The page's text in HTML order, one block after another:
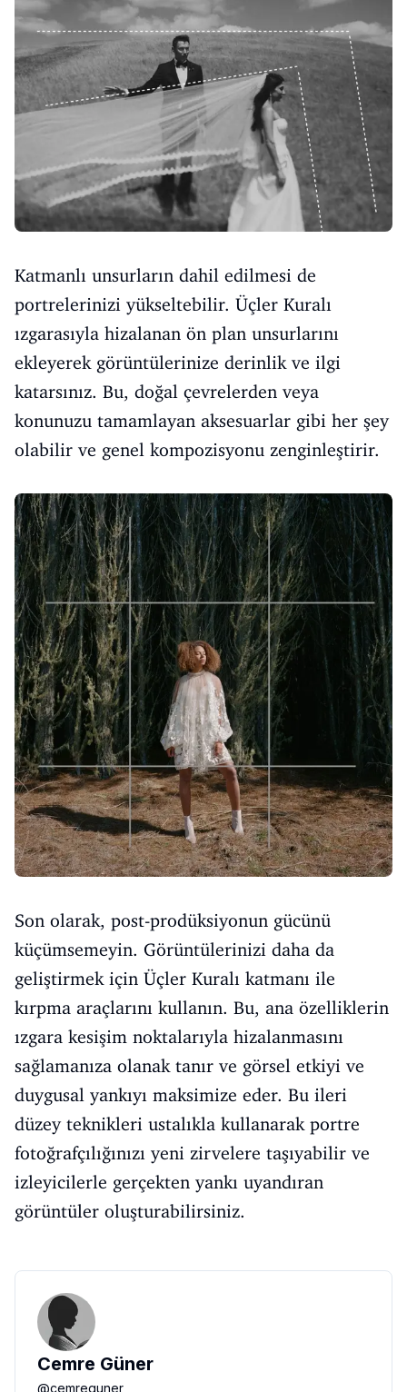
Katmanlı unsurların dahil edilmesi de
portrelerinizi yükseltebilir. Üçler Kuralı
ızgarasıyla hizalanan ön plan unsurlarını
ekleyerek görüntülerinize derinlik ve ilgi
katarsınız. Bu, doğal çevrelerden veya
konunuzu tamamlayan aksesuarlar gibi her şey
olabilir ve genel kompozisyonu zenginleştirir.
Son olarak, post-prodüksiyonun gücünü
küçümsemeyin. Görüntülerinizi daha da
geliştirmek için Üçler Kuralı katmanı ile
kırpma araçlarını kullanın. Bu, ana özelliklerin
ızgara kesişim noktalarıyla hizalanmasını
sağlamanıza olanak tanır ve görsel etkiyi ve
duygusal yankıyı maksimize eder. Bu ileri
düzey teknikleri ustalıkla kullanarak portre
fotoğrafçılığınızı yeni zirvelere taşıyabilir ve
izleyicilerle gerçekten yankı uyandıran
görüntüler oluşturabilirsiniz.
Cemre Güner
@cemreguner